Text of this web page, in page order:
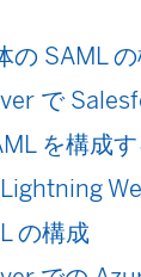
の SAML
で
を構成す
の構成